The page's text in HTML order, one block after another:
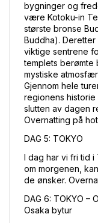
bygninger og
være Kotoku-in
største bronse
Buddha).
viktige sentrene
templets berømte
mystiske
Gjennom hele
regionens historie
slutten av dagen
Overnatting på
DAG 5: TOKYO
I dag har vi fri tid
om morgenen,
de ønsker.
DAG 6: TOKYO –
Osaka bytur